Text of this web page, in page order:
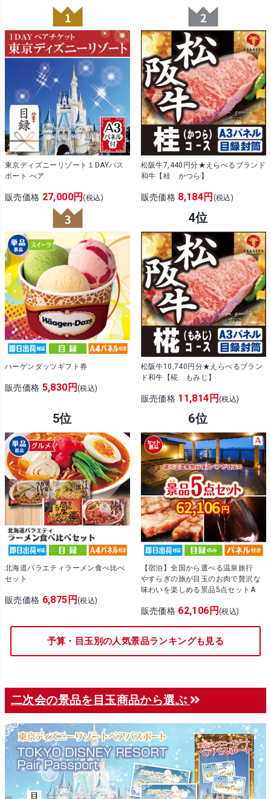
東京ディズニーリゾート１DAYパス
ポート ぺア
販売価格 27,000円(税込)
松阪牛7,440円分★えらべるブランド
和牛【桂 かつら】
販売価格 8,184円 (税込)
ハーゲンダッツギフト券
販売価格 5,830円(税込)
松阪牛10,740円分★えらべるブラン
ド和牛【椛 もみじ】
販売価格 11,814円(税込)
北海道バラエティラーメン食べ比べ
セット
販売価格 6,875円(税込)
【宿泊】全国から選べる温泉旅行
やすらぎの旅が目玉のお肉で贅沢な
味わいを楽しめる景品5点セットA
販売価格 62,106円(税込)
予算・目玉別の人気景品ランキングも見る
二次会の景品を目玉商品から選ぶ